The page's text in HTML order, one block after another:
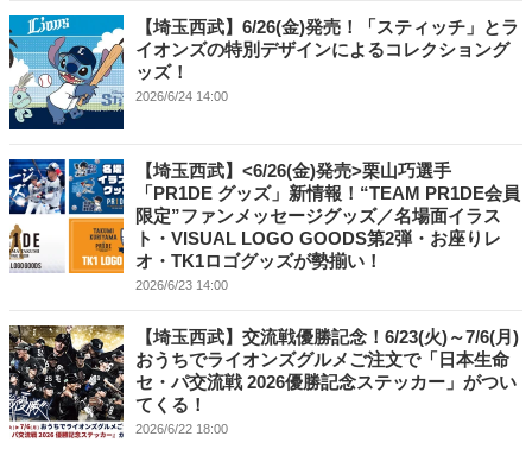
【埼玉西武】6/26(金)発売！「スティッチ」とラ
イオンズの特別デザインによるコレクショング
ッズ！
2026/6/24 14:00
【埼玉西武】<6/26(金)発売>栗山巧選手
「PR1DE グッズ」新情報！“TEAM PR1DE会員
限定”ファンメッセージグッズ／名場面イラス
ト・VISUAL LOGO GOODS第2弾・お座りレ
オ・TK1ロゴグッズが勢揃い！
2026/6/23 14:00
【埼玉西武】交流戦優勝記念！6/23(火)～7/6(月)
おうちでライオンズグルメご注文で「日本生命
セ・パ交流戦 2026優勝記念ステッカー」がつい
てくる！
2026/6/22 18:00